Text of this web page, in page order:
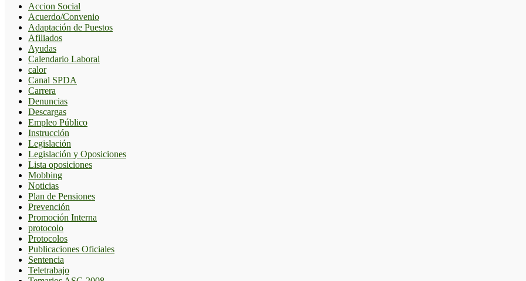
Accion Social
Acuerdo/Convenio
Adaptación de Puestos
Afiliados
Ayudas
Calendario Laboral
calor
Canal SPDA
Carrera
Denuncias
Descargas
Empleo Público
Instrucción
Legislación
Legislación y Oposiciones
Lista oposiciones
Mobbing
Noticias
Plan de Pensiones
Prevención
Promoción Interna
protocolo
Protocolos
Publicaciones Oficiales
Sentencia
Teletrabajo